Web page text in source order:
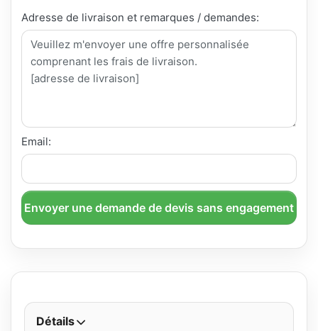
Adresse de livraison et remarques / demandes:
Email:
Envoyer une demande de devis sans engagement
Détails